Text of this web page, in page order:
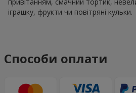
іграшку, фрукти чи повітряні кульки.
Способи оплати